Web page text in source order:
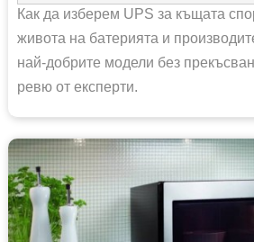
Как да изберем UPS за къщата
живота на батерията и
най-добрите модели без
ревю от експерти.